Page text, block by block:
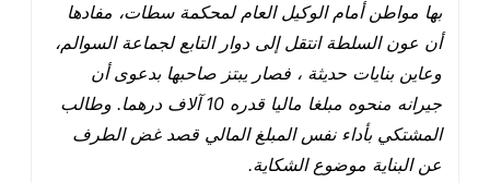
بها مواطن أمام الوكيل العام لمحكمة سطات، مفادها
أن عون السلطة انتقل إلى دوار التابع لجماعة السوالم،
وعاين بنايات حديثة ، فصار يبتز صاحبها بدعوى أن
جيرانه منحوه مبلغا ماليا قدره 10 آلاف درهما. وطالب
المشتكي بأداء نفس المبلغ المالي قصد غض الطرف
عن البناية موضوع الشكاية.